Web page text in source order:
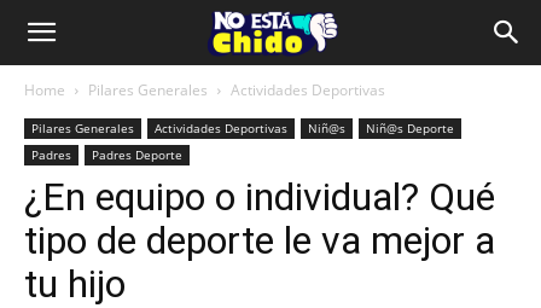
Home Pilares Generales Actividades Deportivas
Pilares Generales Actividades Deportivas Niñ@s
Niñ@s Deporte
Padres
Padres Deporte
¿En equipo o individual? Qué
tipo de deporte le va mejor a
tu hijo